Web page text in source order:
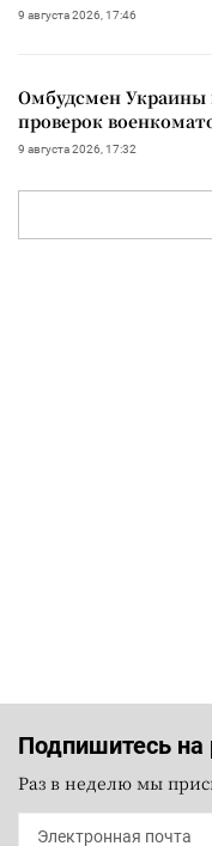
9 августа 2026, 17:46
Омбудсмен Украины
проверок
9 августа 2026, 17:32
Подпишитесь на
Раз в неделю мы